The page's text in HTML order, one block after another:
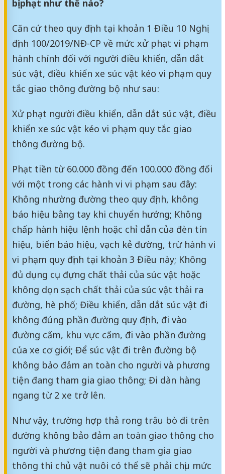
bị phạt như thế nào?
Căn cứ theo quy định tại khoản 1 Điều 10 Nghị
định 100/2019/NĐ-CP về mức xử phạt vi phạm
hành chính đối với người điều khiển, dẫn dắt
súc vật, điều khiển xe súc vật kéo vi phạm quy
tắc giao thông đường bộ như sau:
Xử phạt người điều khiển, dẫn dắt súc vật, điều
khiển xe súc vật kéo vi phạm quy tắc giao
thông đường bộ.
Phạt tiền từ 60.000 đồng đến 100.000 đồng đối
với một trong các hành vi vi phạm sau đây:
Không nhường đường theo quy định, không
báo hiệu bằng tay khi chuyển hướng; Không
chấp hành hiệu lệnh hoặc chỉ dẫn của đèn tín
hiệu, biển báo hiệu, vạch kẻ đường, trừ hành vi
vi phạm quy định tại khoản 3 Điều này; Không
đủ dụng cụ đựng chất thải của súc vật hoặc
không dọn sạch chất thải của súc vật thải ra
đường, hè phố; Điều khiển, dẫn dắt súc vật đi
không đúng phần đường quy định, đi vào
đường cấm, khu vực cấm, đi vào phần đường
của xe cơ giới; Để súc vật đi trên đường bộ
không bảo đảm an toàn cho người và phương
tiện đang tham gia giao thông; Đi dàn hàng
ngang từ 2 xe trở lên.
Như vậy, trường hợp thả rong trâu bò đi trên
đường không bảo đảm an toàn giao thông cho
người và phương tiện đang tham gia giao
thông thì chủ vật nuôi có thể sẽ phải chịu mức